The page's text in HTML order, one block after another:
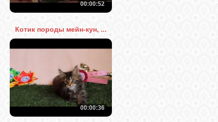
00:00:52
Котик породы мейн-кун, ...
00:00:36